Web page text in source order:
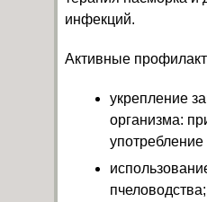
инфекций.
Активные
укрепление
организма:
пчеловодства;